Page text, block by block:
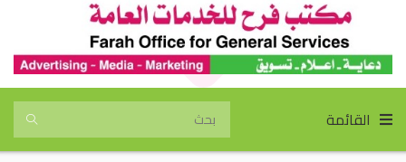
القائمة